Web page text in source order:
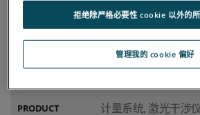
激光干涉仪
Laser Interferometers
PRODUCT
计量系统, 激光干涉
管理我的 cookie 偏好
拒绝除严格必要性 cookie 以外的